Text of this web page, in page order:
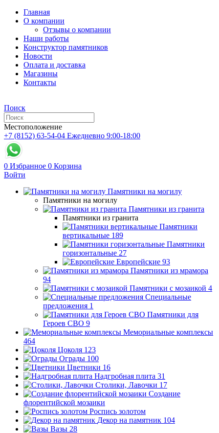
Главная
О компании
Отзывы о компании
Наши работы
Конструктор памятников
Новости
Оплата и доставка
Магазины
Контакты
Поиск
Местоположение
+7 (8152) 63-54-04 Ежедневно 9:00-18:00
0 Избранное 0 Корзина
Войти
Памятники на могилу
Памятники на могилу
Памятники из гранита
Памятники из гранита
Памятники
вертикальные 189
Памятники
горизонтальные 27
Европейские 93
Памятники из мрамора
94
Памятники с мозаикой 4
Специальные
предложения 1
Памятники для
Героев СВО 9
Мемориальные комплексы
464
Цоколя 123
Ограды 100
Цветники 16
Надгробная плита 31
Столики, Лавочки 17
Создание
флорентийской мозаики
Роспись золотом
Декор на памятник 104
Вазы 28